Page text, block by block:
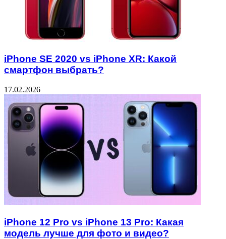
iPhone SE 2020 vs iPhone XR: Какой
смартфон выбрать?
17.02.2026
iPhone 12 Pro vs iPhone 13 Pro: Какая
модель лучше для фото и видео?